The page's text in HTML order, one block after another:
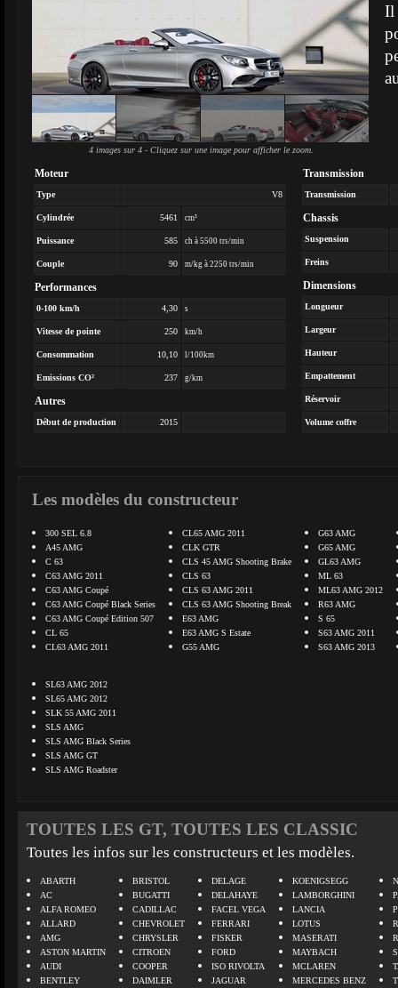
4 images sur 4 - Cliquez sur une image pour afficher le zoom.
Il
Moteur
Type V8
Cylindrée 5461 cm³
Puissance 585 ch à 5500 trs/min
Couple 90 m/kg à 2250 trs/min
Performances
0-100 km/h 4,30 s
Vitesse de pointe 250 km/h
Consommation 10,10 l/100km
Emissions CO² 237 g/km
Autres
Début de production 2015
Transmission
Transmission
Chassis
Suspension
Freins
Dimensions
Longueur
Largeur
Hauteur
Empattement
Réservoir
Volume coffre
Les modèles du constructeur
300 SEL 6.8
A45 AMG
C 63
C63 AMG 2011
C63 AMG Coupé
C63 AMG Coupé Black Series
C63 AMG Coupé Edition 507
CL 65
CL63 AMG 2011
CL65 AMG 2011
CLK GTR
CLS 45 AMG Shooting Brake
CLS 63
CLS 63 AMG 2011
CLS 63 AMG Shooting Break
E63 AMG
E63 AMG S Estate
G55 AMG
G63 AMG
G65 AMG
GL63 AMG
ML 63
ML63 AMG 2012
R63 AMG
S 65
S63 AMG 2011
S63 AMG 2013
SL63 AMG 2012
SL65 AMG 2012
SLK 55 AMG 2011
SLS AMG
SLS AMG Black Series
SLS AMG GT
SLS AMG Roadster
TOUTES LES GT, TOUTES LES CLASSIC
Toutes les infos sur les constructeurs et les modèles.
ABARTH
AC
ALFA ROMEO
ALLARD
AMG
ASTON MARTIN
AUDI
BENTLEY
BRISTOL
BUGATTI
CADILLAC
CHEVROLET
CHRYSLER
CITROEN
COOPER
DAIMLER
DELAGE
DELAHAYE
FACEL VEGA
FERRARI
FISKER
FORD
ISO RIVOLTA
JAGUAR
KOENIGSEGG
LAMBORGHINI
LANCIA
LOTUS
MASERATI
MAYBACH
MCLAREN
MERCEDES BENZ